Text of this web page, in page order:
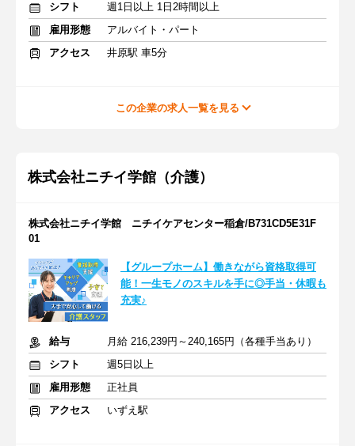
シフト
週1日以上 1日2時間以上
雇用形態
アルバイト・パート
アクセス
井原駅 車5分
この企業の求人一覧を見る
株式会社ニチイ学館（介護）
株式会社ニチイ学館 ニチイケアセンター稲倉/B731CD5E31F
01
【グループホーム】働きながら資格取得可
能！一生モノのスキルを手に◎手当・休暇も
充実♪
給与
月給 216,239円～240,165円（各種手当あり）
シフト
週5日以上
雇用形態
正社員
アクセス
いずえ駅